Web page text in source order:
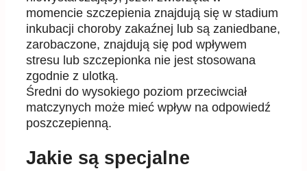
momencie szczepienia znajdują się w stadium
inkubacji choroby zakaźnej lub są zaniedbane,
zarobaczone, znajdują się pod wpływem
stresu lub szczepionka nie jest stosowana
zgodnie z ulotką.
Średni do wysokiego poziom przeciwciał
matczynych może mieć wpływ na odpowiedź
poszczepienną.
Jakie są specjalne